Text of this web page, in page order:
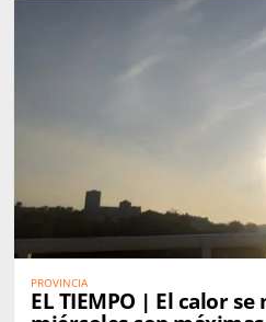
PROVINCIA
EL TIEMPO | El calor